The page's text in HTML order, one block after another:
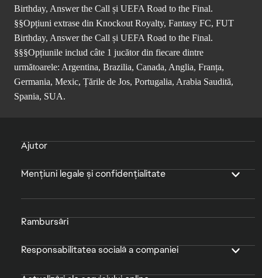
Birthday, Answer the Call și UEFA Road to the Final.
§§Opțiuni extrase din Knockout Royalty, Fantasy FC, FUT
Birthday, Answer the Call și UEFA Road to the Final.
§§§Opțiunile includ câte 1 jucător din fiecare dintre
următoarele: Argentina, Brazilia, Canada, Anglia, Franța,
Germania, Mexic, Țările de Jos, Portugalia, Arabia Saudită,
Spania, SUA.
Ajutor
Mențiuni legale și confidențialitate
Rambursări
Responsabilitatea socială a companiei